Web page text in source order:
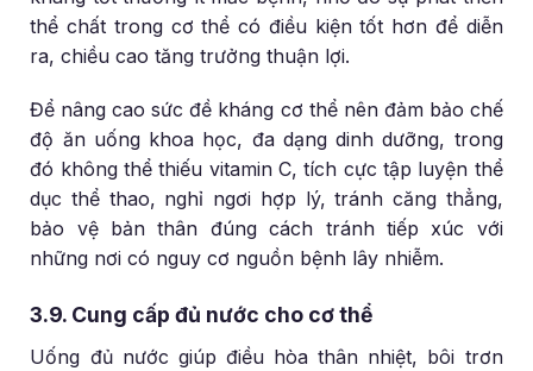
thể chất trong cơ thể có điều kiện tốt hơn để diễn
ra, chiều cao tăng trưởng thuận lợi.
Để nâng cao sức đề kháng cơ thể nên đảm bảo chế
độ ăn uống khoa học, đa dạng dinh dưỡng, trong
đó không thể thiếu vitamin C, tích cực tập luyện thể
dục thể thao, nghỉ ngơi hợp lý, tránh căng thẳng,
bảo vệ bản thân đúng cách tránh tiếp xúc với
những nơi có nguy cơ nguồn bệnh lây nhiễm.
3.9. Cung cấp đủ nước cho cơ thể
Uống đủ nước giúp điều hòa thân nhiệt, bôi trơn